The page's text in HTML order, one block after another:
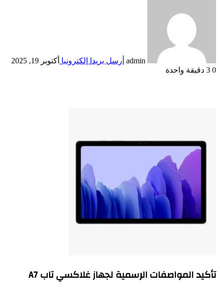
admin أرسل بريدا إلكترونيا أكتوبر 19, 2025
0
دقيقة واحدة
تأكيد المواصفات الرسمية لجهاز غلاكسي تاب A7